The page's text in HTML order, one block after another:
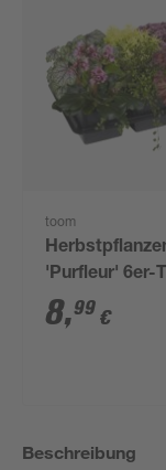
toom
'Purfleur' 6er-
8,99 €
Beschreibung